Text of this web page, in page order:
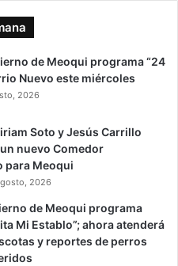
de Meoqui programa “24
Nuevo este miércoles
2026
Soto y Jesús Carrillo
nuevo Comedor
para Meoqui
2026
de Meoqui programa
Mi Establo”; ahora atenderá
y reportes de perros